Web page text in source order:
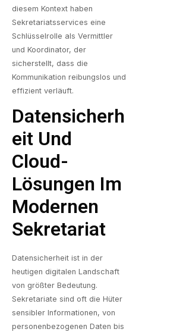
diesem Kontext haben
Sekretariatsservices eine
Schlüsselrolle als Vermittler
und Koordinator, der
sicherstellt, dass die
Kommunikation reibungslos und
effizient verläuft.
Datensicherh
Eit Und
Cloud-
Lösungen Im
Modernen
Sekretariat
Datensicherheit ist in der
heutigen digitalen Landschaft
von größter Bedeutung.
Sekretariate sind oft die Hüter
sensibler Informationen, von
personenbezogenen Daten bis